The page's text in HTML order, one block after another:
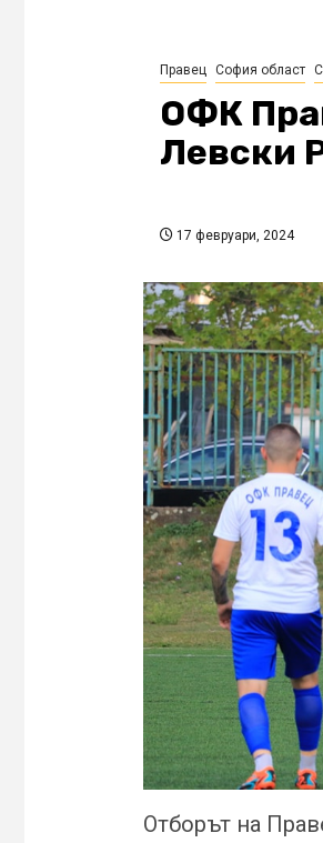
Правец София област
ОФК
Левски
17 февруари, 2024
Отборът на